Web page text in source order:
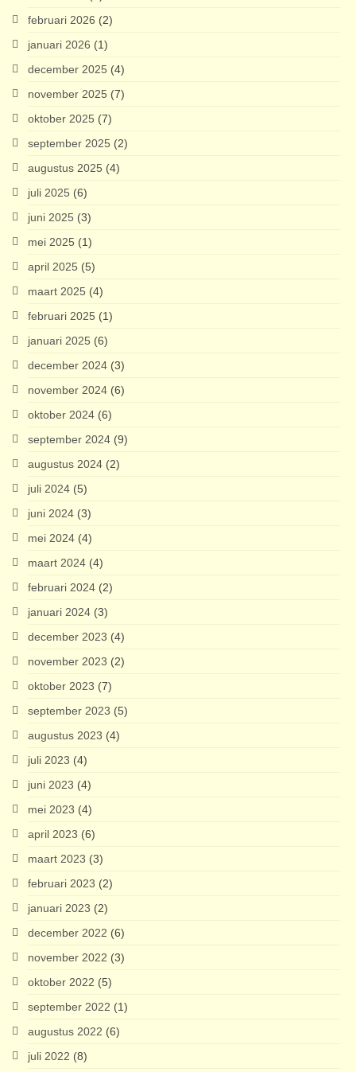
februari 2026 (2)
januari 2026 (1)
december 2025 (4)
november 2025 (7)
oktober 2025 (7)
september 2025 (2)
augustus 2025 (4)
juli 2025 (6)
juni 2025 (3)
mei 2025 (1)
april 2025 (5)
maart 2025 (4)
februari 2025 (1)
januari 2025 (6)
december 2024 (3)
november 2024 (6)
oktober 2024 (6)
september 2024 (9)
augustus 2024 (2)
juli 2024 (5)
juni 2024 (3)
mei 2024 (4)
maart 2024 (4)
februari 2024 (2)
januari 2024 (3)
december 2023 (4)
november 2023 (2)
oktober 2023 (7)
september 2023 (5)
augustus 2023 (4)
juli 2023 (4)
juni 2023 (4)
mei 2023 (4)
april 2023 (6)
maart 2023 (3)
februari 2023 (2)
januari 2023 (2)
december 2022 (6)
november 2022 (3)
oktober 2022 (5)
september 2022 (1)
augustus 2022 (6)
juli 2022 (8)